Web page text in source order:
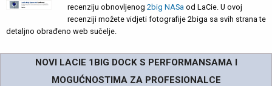
recenziju obnovljenog 2big NASa od LaCie. U ovoj
recenziji možete vidjeti fotografije 2biga sa svih strana te
detaljno obrađeno web sučelje.
NOVI LACIE 1BIG DOCK S PERFORMANSAMA I
MOGUĆNOSTIMA ZA PROFESIONALCE